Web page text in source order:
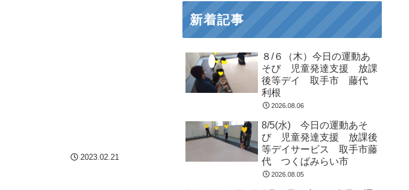
2023.02.21
新着記事
８/６（木）今日の運動あ
そび 児童発達支援 放課
後等デイ 取手市 藤代
利根
2026.08.06
8/5(水) 今日の運動あそ
び 児童発達支援 放課後
等デイサービス 取手市藤
代 つくばみらい市
2026.08.05